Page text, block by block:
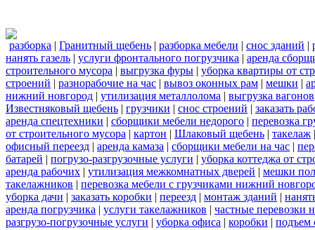
разборка | Гранитный щебень | разборка мебели | снос зданий |
нанять газель | услуги фронтального погрузчика | аренда
строительного мусора | выгрузка фуры | уборка квартиры от
строений | разнорабочие на час | вывоз оконных рам | мешки |
нижний новгород | утилизация металлолома | выгрузка вагонов
Известняковый щебень | грузчики | снос строений | заказать
аренда спецтехники | сборщики мебели недорого | перевозка
от строительного мусора | картон | Шлаковый щебень | такелаж
офисный переезд | аренда камаза | сборщики мебели на час |
батарей | погрузо-разгрузочные услуги | уборка коттеджа от
аренда рабочих | утилизация межкомнатных дверей | мешки
такелажников | перевозка мебели с грузчиками нижний
уборка дачи | заказать коробки | переезд | монтаж зданий |
аренда погрузчика | услуги такелажников | частные перевозки
разгрузо-погрузочные услуги | уборка офиса | коробки | подъем